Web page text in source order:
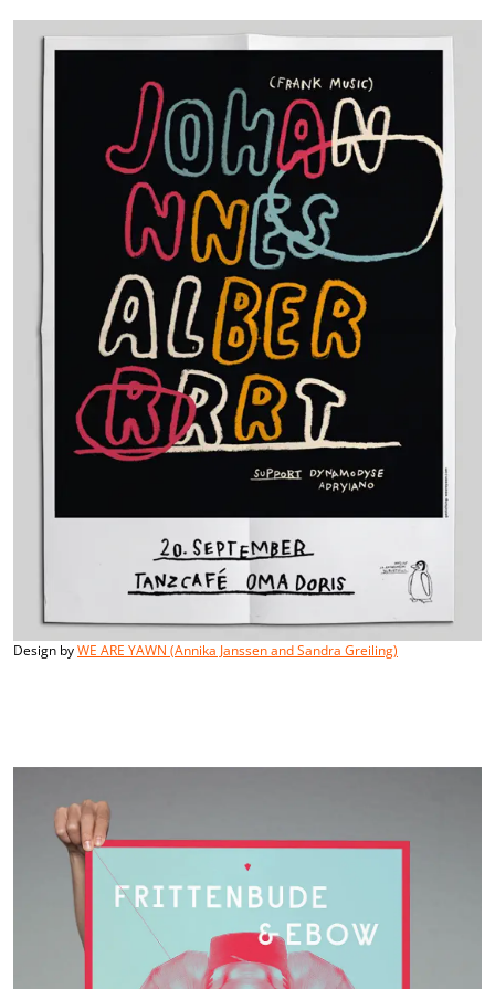
Design byWE ARE YAWN (Annika Janssen and Sandra Greiling)